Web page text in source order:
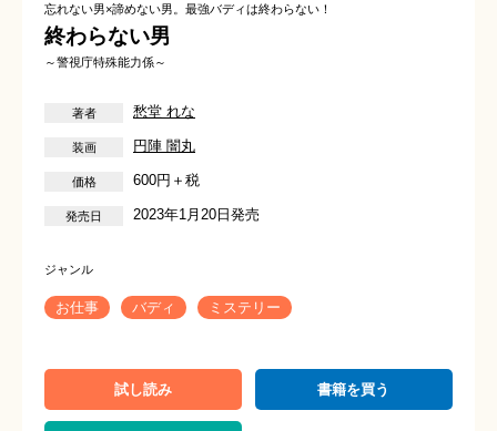
忘れない男×諦めない男。最強バディは終わらない！
終わらない男
～警視庁特殊能力係～
愁堂 れな
円陣 闇丸
600円＋税
2023年1月20日発売
お仕事 バディ ミステリー
試し読み 書籍を買う